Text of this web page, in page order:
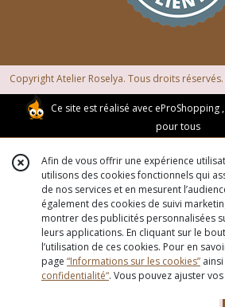
Copyright Atelier Roselya. Tous droits réservés.
Ce site est réalisé avec eProShopping
pour tous
Afin de vous offrir une expérience
utilisons des cookies fonctionnels qui
de nos services et en mesurent
également des cookies de suivi
montrer des publicités personnalisées
leurs applications. En cliquant sur le
l’utilisation de ces cookies. Pour en
page “Informations sur les cookies”
confidentialité“. Vous pouvez ajuster